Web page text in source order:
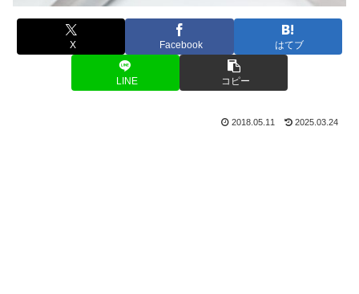
X Facebook はてブ
LINE コピー
2018.05.11 2025.03.24